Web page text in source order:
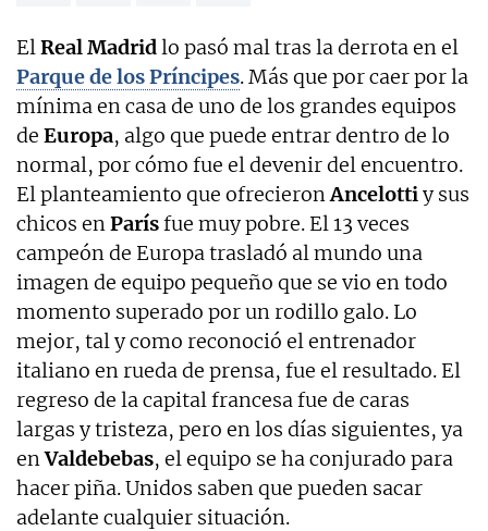
ElReal Madridlo pasó mal tras la derrota en el
Parque de los Príncipes. Más que por caer por la
mínima en casa de uno de los grandes equipos
de Europa, algo que puede entrar dentro de lo
normal, por cómo fue el devenir del encuentro.
El planteamiento que ofrecieronAncelottiy sus
chicos enParísfue muy pobre. El 13 veces
campeón de Europa trasladó al mundo una
imagen de equipo pequeño que se vio en todo
momento superado por un rodillo galo. Lo
mejor, tal y como reconoció el entrenador
italiano en rueda de prensa, fue el resultado. El
regreso de la capital francesa fue de caras
largas y tristeza, pero en los días siguientes, ya
enValdebebas, el equipo se ha conjurado para
hacer piña. Unidos saben que pueden sacar
adelante cualquier situación.